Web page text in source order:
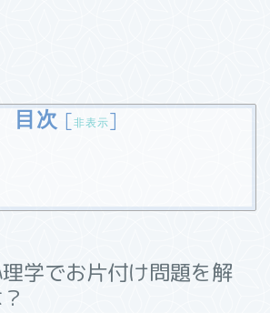
目次 [非表示]
学でお片付け問題を解